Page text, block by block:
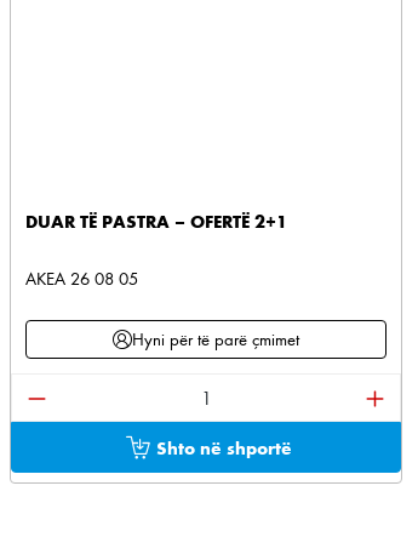
ose ulur sasinë.
ose përdorni butonat për të
DUAR TË PASTRA – OFERTË 2+1
AKEA 26 08 05
Hyni për të parë çmimet
Sasia e produktit: Shkruani sasinë
Shto në shportë